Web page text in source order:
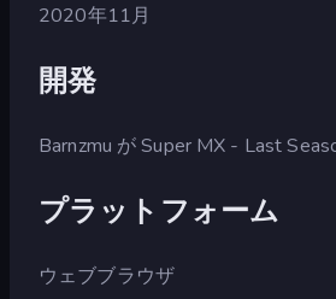
2020年11月
開発
Barnzmu が Super MX - Last
プラットフォーム
ウェブブラウザ